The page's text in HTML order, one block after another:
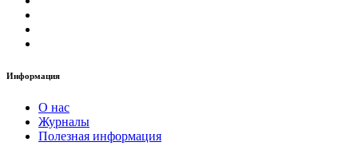
Информация
О нас
Журналы
Полезная информация